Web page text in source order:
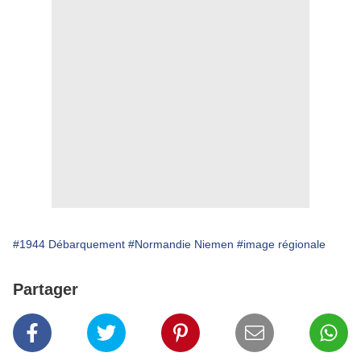
#1944 Débarquement #Normandie Niemen #image régionale
Partager